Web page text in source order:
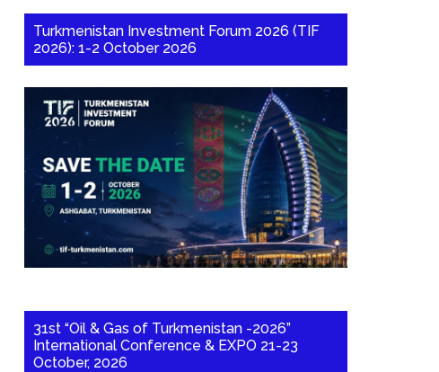
Turkmenistan Investment Forum 2026 (TIF
2026): 1-2 October 2026
31st “Oil & Gas of Turkmenistan -2026”
International Conference & EXPO 21-23
October, 2026